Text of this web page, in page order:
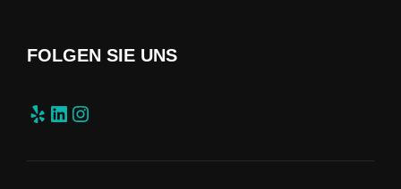
FOLGEN SIE UNS
YelpLinkedIn
Instagram